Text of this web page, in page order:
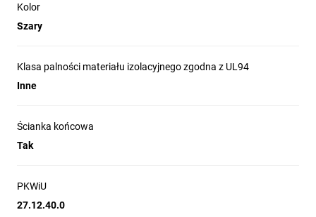
Kolor
Szary
Klasa palności materiału izolacyjnego zgodna z UL94
Inne
Ścianka końcowa
Tak
PKWiU
27.12.40.0